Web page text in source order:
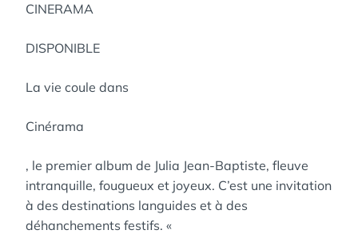
CINERAMA
DISPONIBLE
La vie coule dans
Cinérama
, le premier album de Julia Jean-Baptiste, fleuve
intranquille, fougueux et joyeux. C’est une invitation
à des destinations languides et à des
déhanchements festifs. «